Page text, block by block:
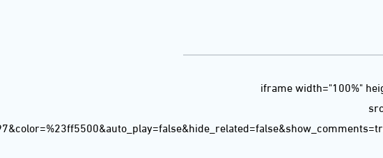
<iframe width="100%"